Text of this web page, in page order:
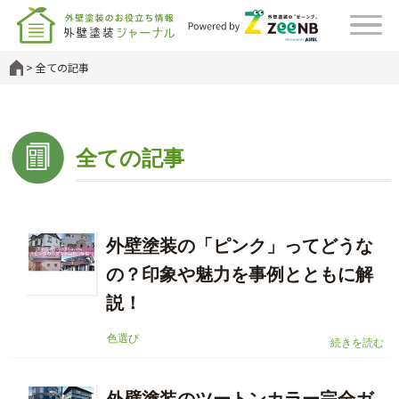
全ての記事
全ての記事
外壁塗装の「ピンク」ってどうな
の？印象や魅力を事例とともに解
説！
続きを読む
色選び